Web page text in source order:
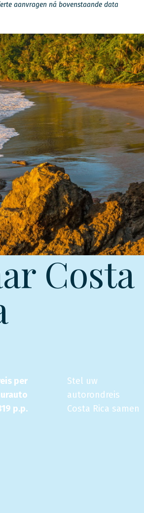
aanvragen ná bovenstaande data
Costa
per
p.p.
Stel uw
autorondreis
Costa Rica samen